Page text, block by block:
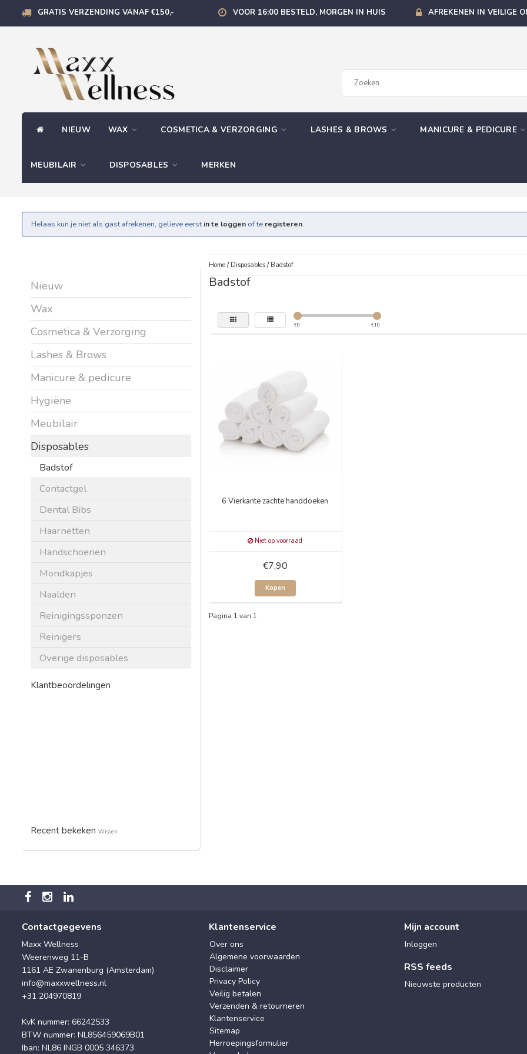
GRATIS VERZENDING VANAF €150,- VOOR 16:00 BESTELD, MORGEN IN HUIS AFREKENEN IN VEILIGE
NIEUW WAX COSMETICA & VERZORGING LASHES & BROWS MANICURE & PEDICURE
MEUBILAIR DISPOSABLES MERKEN
Helaas kun je niet als gast afrekenen, gelieve eerst in te loggen of te registeren.
Nieuw
Wax
Cosmetica & Verzorging
Lashes & Brows
Manicure & pedicure
Hygiëne
Meubilair
Disposables
Badstof
Contactgel
Dental Bibs
Haarnetten
Handschoenen
Mondkapjes
Naalden
Reinigingssponzen
Reinigers
Overige disposables
Klantbeoordelingen
Recent bekeken Wissen
Home/ Disposables/ Badstof
Badstof
€0 €10
6 Vierkante zachte handdoeken
Niet op voorraad
€7,90
Kopen
Pagina 1 van 1
Contactgegevens
Maxx Wellness
Weerenweg 11-B
1161 AE Zwanenburg (Amsterdam)
info@maxxwellness.nl
+31 204970819
KvK nummer: 66242533
BTW nummer: NL856459069B01
Iban: NL86 INGB 0005 346373
Klantenservice
Over ons
Algemene voorwaarden
Disclaimer
Privacy Policy
Veilig betalen
Verzenden & retourneren
Klantenservice
Sitemap
Herroepingsformulier
Mijn account
Inloggen
RSS feeds
Nieuwste producten